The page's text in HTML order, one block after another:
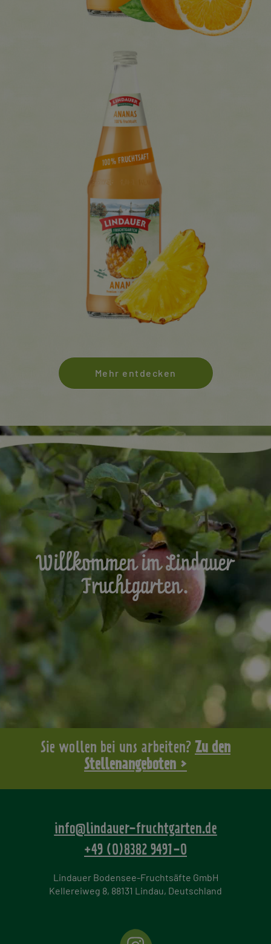
Mehr entdecken
Willkommen im Lindauer
Fruchtgarten.
Sie wollen bei uns arbeiten? Zu den
Stellenangeboten >
info@lindauer-fruchtgarten.de
+49 (0)8382 9491-0
Lindauer Bodensee-Fruchtsäfte GmbH
Kellereiweg 8, 88131 Lindau, Deutschland